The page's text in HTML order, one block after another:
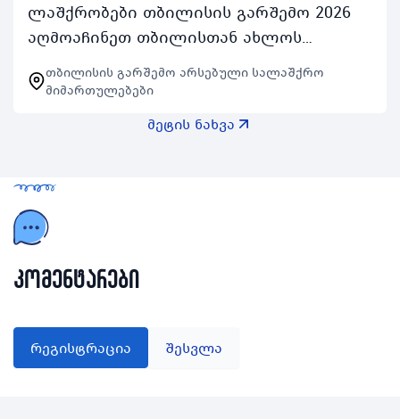
ლაშქრობები თბილისის გარშემო 2026
აღმოაჩინეთ თბილისთან ახლოს
პროგრამები 2026ის ფარგლებში
თბილისის გარშემო არსებული სალაშქრო
მიმართულებები
მეტის ნახვა
კომენტარები
რეგისტრაცია შესვლა